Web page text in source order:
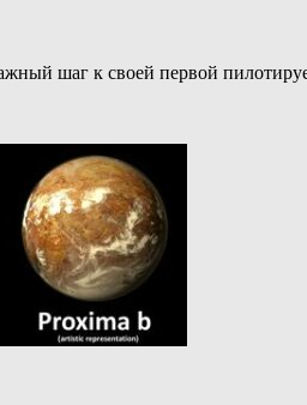
шаг к своей первой